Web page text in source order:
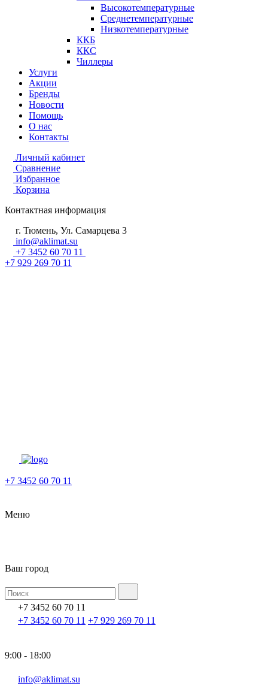
Высокотемпературные
Среднетемпературные
Низкотемпературные
ККБ
ККС
Чиллеры
Услуги
Акции
Бренды
Новости
Помощь
О нас
Контакты
Личный кабинет
Сравнение
Избранное
Корзина
Контактная информация
г. Тюмень, Ул. Самарцева 3
info@aklimat.su
+7 3452 60 70 11
+7 929 269 70 11
+7 3452 60 70 11
Меню
Ваш город
+7 3452 60 70 11
+7 3452 60 70 11 +7 929 269 70 11
9:00 - 18:00
info@aklimat.su